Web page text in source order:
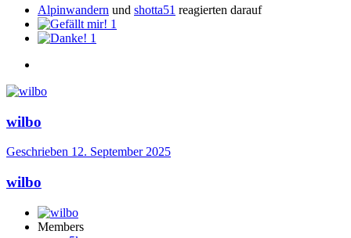
Alpinwandern und shotta51 reagierten darauf
1
1
wilbo
Geschrieben 12. September 2025
wilbo
Members